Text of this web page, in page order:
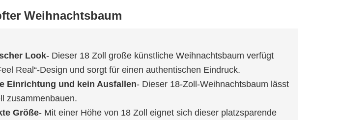
Weihnachtsbaum
Look- Dieser 18 Zoll große künstliche Weihnachtsbaum verfügt
Real“-Design und sorgt für einen authentischen Eindruck.
Einrichtung und kein Ausfallen- Dieser 18-Zoll-Weihnachtsbaum lässt
zusammenbauen.
Größe- Mit einer Höhe von 18 Zoll eignet sich dieser platzsparende